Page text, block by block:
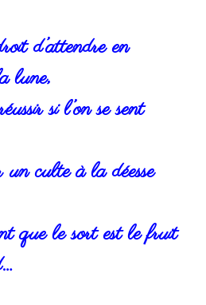
d’attendre en
lune,
si l’on se sent
culte à la déesse
que le sort est le fruit